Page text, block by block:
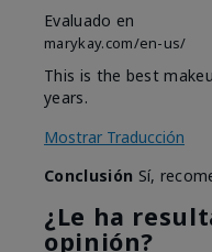
Evaluado en
marykay.com/en-us/
This is the best
years.
Mostrar Traducción
Conclusión Sí,
¿Le ha
opinión?